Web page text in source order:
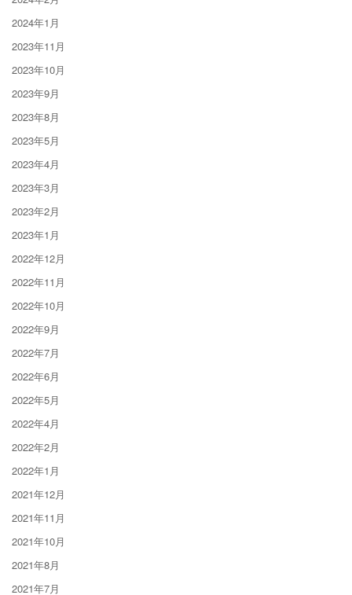
2024年1月
2023年11月
2023年10月
2023年9月
2023年8月
2023年5月
2023年4月
2023年3月
2023年2月
2023年1月
2022年12月
2022年11月
2022年10月
2022年9月
2022年7月
2022年6月
2022年5月
2022年4月
2022年2月
2022年1月
2021年12月
2021年11月
2021年10月
2021年8月
2021年7月